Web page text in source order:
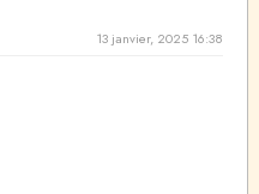
13 janvier, 2025 16:38